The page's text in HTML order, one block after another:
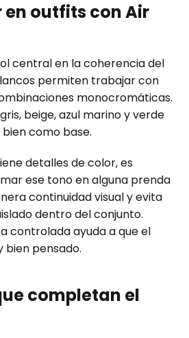
en outfits con Air
central en la coherencia del
permiten trabajar con
monocromáticas.
beige, azul marino y verde
como base.
detalles de color, es
ese tono en alguna prenda
continuidad visual y evita
dentro del conjunto.
controlada ayuda a que el
bien pensado.
completan el